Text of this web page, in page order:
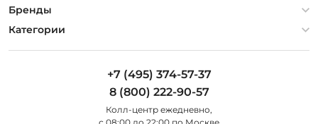
Гарантия
Оплата и доставка
О компании
Контакты
Бренды
Artelamp
Категории
Люстры
Уличные светильники
+7 (495) 374-57-37
8 (800) 222-90-57
Колл-центр eжедневно,